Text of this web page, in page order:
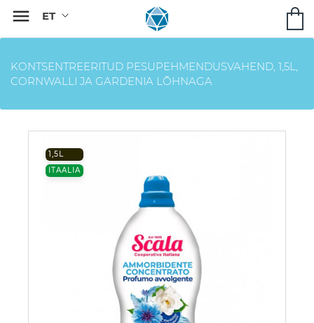

KONTSENTREERITUD PESUPEHMENDUSVAHEND, 1,5L,
CORNWALLI JA GARDENIA LÕHNAGA
1,5L
ITAALIA